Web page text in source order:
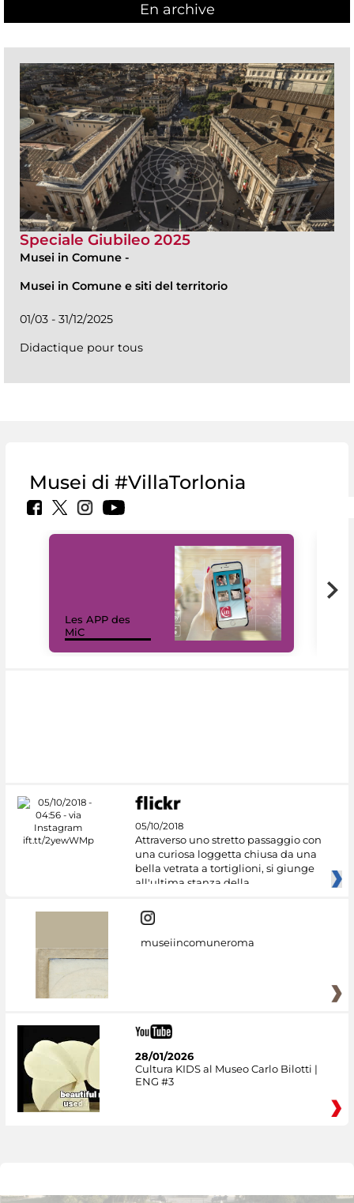
En archive
Speciale Giubileo 2025
Musei in Comune -
Musei in Comune e siti del territorio
01/03 - 31/12/2025
Didactique pour tous
Musei di #VillaTorlonia
Les APP des
MiC
05/10/2018
Attraverso uno stretto passaggio con
una curiosa loggetta chiusa da una
bella vetrata a tortiglioni, si giunge
all'ultima stanza della
museiincomuneroma
28/01/2026
Cultura KIDS al Museo Carlo Bilotti |
ENG #3